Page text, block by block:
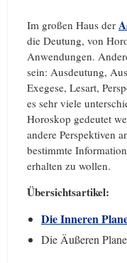
Im großen Haus der
die Deutung, von
Anwendungen.
sein: Ausdeutung,
Exegese, Lesart,
es sehr viele
Horoskop gedeutet
andere Perspektiven
bestimmte
erhalten zu wollen.
Übersichtsartikel:
Die Inneren
Die Äußeren